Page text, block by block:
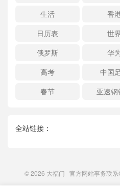
生活
香
日历表
世
俄罗斯
华
高考
中国
春节
亚速
全站链接：
© 2026 大福门 官方网站事务联